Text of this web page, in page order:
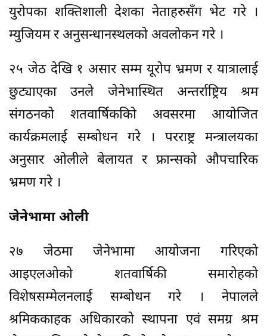
युरोपका शक्तिशाली देशका नेताहरुसँग भेट गरे ।
म्युजियम र अनुसन्धानस्थलको अवलोकन गरे ।
२५ जेठ देखि १ असार सम्म यूरोप भ्रमण र यात्रालाई
छुट्याएका उनले जेनेभास्थित अन्तर्राष्ट्रिय श्रम
संगठनको शतवार्षिककिो अवसरमा आयोजित
कार्यक्रमलाई सम्बोधन गरे । परराष्ट्र मन्त्रालयका
अनुसार ओलीले बेलायत र फ्रान्सको औपचारिक
भ्रमण गरे ।
जेनेभामा ओली
२७ जेठमा जेनेभामा आयोजना गरिएको
आइएलओको शतवार्षिकी समारोहको
विशेषसम्मेलनलाई सम्बोधन गरे । नेपालले
श्रमिककाहक अधिकारको स्थापना एवं समग्र श्रम